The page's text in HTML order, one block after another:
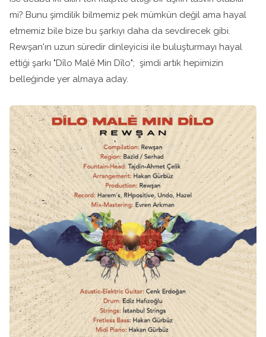
mi? Bunu şimdilik bilmemiz pek mümkün değil ama hayal
etmemiz bile bize bu şarkıyı daha da sevdirecek gibi.
Rewşan'ın uzun süredir dinleyicisi ile buluşturmayı hayal
ettiği şarkı "Dîlo Malê Min Dîlo"; şimdi artık hepimizin
belleğinde yer almaya aday.